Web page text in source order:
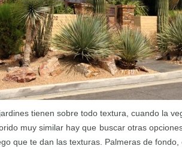
tienen sobre todo textura, cuando la
muy similar hay que buscar otras
que te dan las texturas. Palmeras de